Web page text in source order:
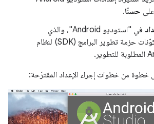
حسنًا.
في "استوديو Android"، والذي
يتضمّن تنزيل مكوّنات حزمة تطوير البرامج (SDK) لنظام
خطوة من خطوات إجراء الإعداد المقترَحة: